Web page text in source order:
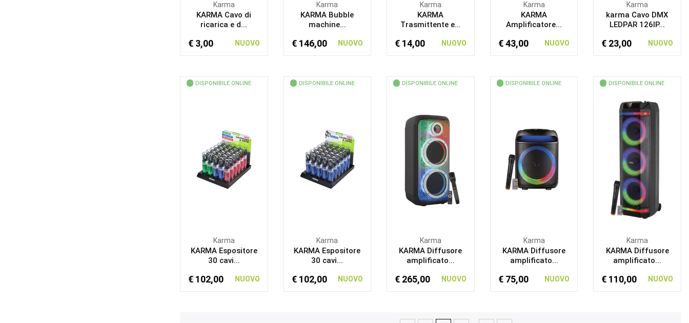
Karma
KARMA Cavo di
ricarica e d...
€ 3,00 NUOVO
Karma
KARMA Bubble
machine...
€ 146,00 NUOVO
Karma
KARMA
Trasmittente e...
€ 14,00 NUOVO
Karma
KARMA
Amplificatore...
€ 43,00 NUOVO
Karma
karma Cavo DMX
LEDPAR 126IP...
€ 23,00 NUOVO
DISPONIBILE ONLINE
Karma
KARMA Espositore
30 cavi...
€ 102,00 NUOVO
DISPONIBILE ONLINE
Karma
KARMA Espositore
30 cavi...
€ 102,00 NUOVO
DISPONIBILE ONLINE
Karma
KARMA Diffusore
amplificato...
€ 265,00 NUOVO
DISPONIBILE ONLINE
Karma
KARMA Diffusore
amplificato...
€ 75,00 NUOVO
DISPONIBILE ONLINE
Karma
KARMA Diffusore
amplificato...
€ 110,00 NUOVO